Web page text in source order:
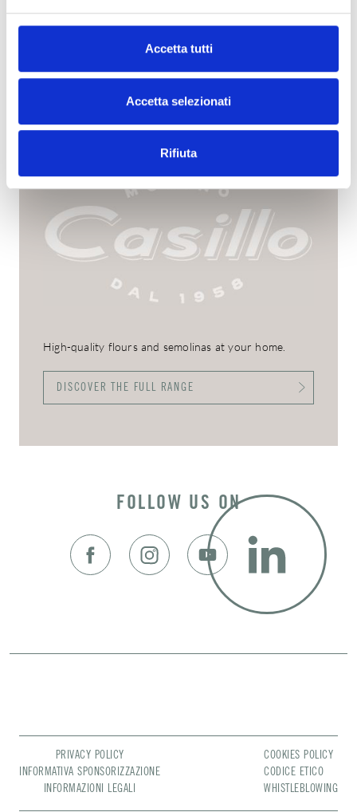
Accetta tutti
Accetta selezionati
Rifiuta
High-quality flours and semolinas at your home.
DISCOVER THE FULL RANGE
FOLLOW US ON
PRIVACY POLICY
INFORMATIVA SPONSORIZZAZIONE
INFORMAZIONI LEGALI
COOKIES POLICY
CODICE ETICO
WHISTLEBLOWING